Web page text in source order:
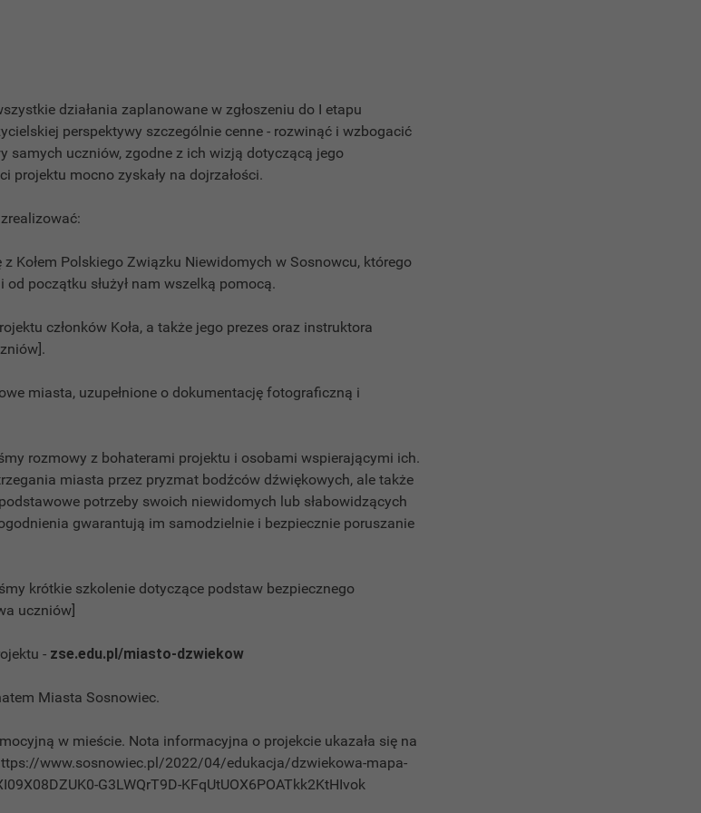
działania zaplanowane w zgłoszeniu do I etapu
perspektywy szczególnie cenne - rozwinąć i wzbogacić
samych uczniów, zgodne z ich wizją dotyczącą jego
projektu mocno zyskały na dojrzałości.
Kołem Polskiego Związku Niewidomych w Sosnowcu, którego
początku służył nam wszelką pomocą.
członków Koła, a także jego prezes oraz instruktora
miasta, uzupełnione o dokumentację fotograficzną i
rozmowy z bohaterami projektu i osobami wspierającymi ich.
miasta przez pryzmat bodźców dźwiękowych, ale także
potrzeby swoich niewidomych lub słabowidzących
gwarantują im samodzielnie i bezpiecznie poruszanie
krótkie szkolenie dotyczące podstaw bezpiecznego
uczniów]
- zse.edu.pl/miasto-dzwiekow
Miasta Sosnowiec.
w mieście. Nota informacyjna o projekcie ukazała się na
www.sosnowiec.pl/2022/04/edukacja/dzwiekowa-mapa-
G3LWQrT9D-KFqUtUOX6POATkk2KtHIvok